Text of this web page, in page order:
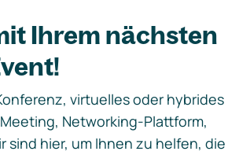
Ihrem nächsten
virtuelles oder hybrides
Networking-Plattform,
hier, um Ihnen zu helfen, die